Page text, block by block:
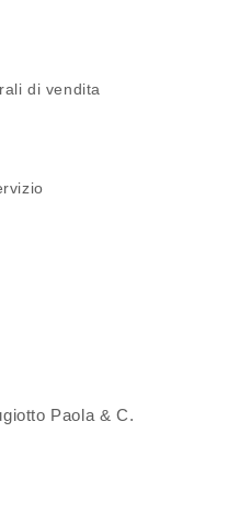
di vendita
Paola & C.